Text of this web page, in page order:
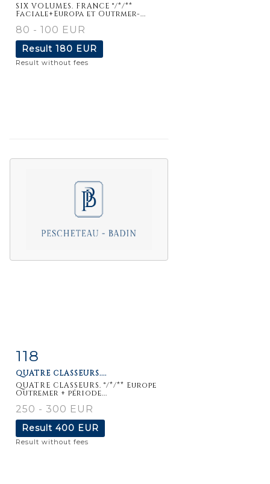
SIX VOLUMES. FRANCE °/*/**
Faciale+Europa et Outrmer-...
80 - 100 EUR
Result 180 EUR
Result without fees
Item detail
118
QUATRE CLASSEURS....
QUATRE CLASSEURS. °/*/** Europe
Outremer + période...
250 - 300 EUR
Result 400 EUR
Result without fees